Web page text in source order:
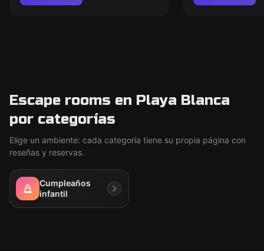
Escape rooms en Playa Blanca
por categorías
Elige un ambiente: cada categoría tiene su propia página con
reseñas y reservas.
Cumpleaños
infantil